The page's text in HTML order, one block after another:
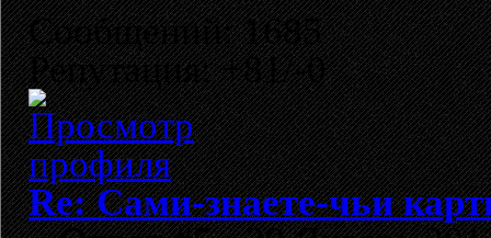
Сообщений: 1685
Репутация: +81/-0
Re: Сами-знаете-чьи